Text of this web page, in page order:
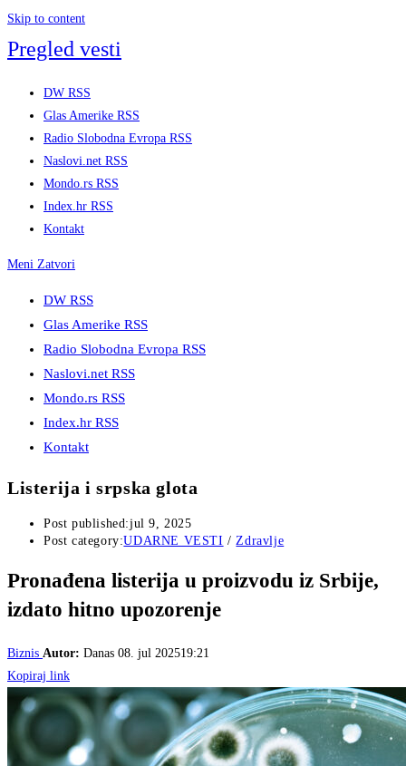
Skip to content
Pregled vesti
DW RSS
Glas Amerike RSS
Radio Slobodna Evropa RSS
Naslovi.net RSS
Mondo.rs RSS
Index.hr RSS
Kontakt
Meni Zatvori
DW RSS
Glas Amerike RSS
Radio Slobodna Evropa RSS
Naslovi.net RSS
Mondo.rs RSS
Index.hr RSS
Kontakt
Listerija i srpska glota
Post published:jul 9, 2025
Post category:UDARNE VESTI / Zdravlje
Pronađena listerija u proizvodu iz Srbije,
izdato hitno upozorenje
Biznis Autor: Danas 08. jul 202519:21
Kopiraj link